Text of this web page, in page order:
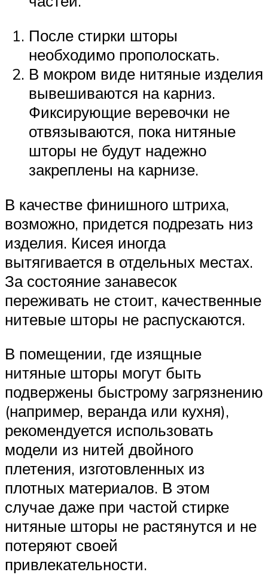
После стирки шторы
необходимо прополоскать.
В мокром виде нитяные изделия
вывешиваются на карниз.
Фиксирующие веревочки не
отвязываются, пока нитяные
шторы не будут надежно
закреплены на карнизе.
В качестве финишного штриха,
возможно, придется подрезать низ
изделия. Кисея иногда
вытягивается в отдельных местах.
За состояние занавесок
переживать не стоит, качественные
нитевые шторы не распускаются.
В помещении, где изящные
нитяные шторы могут быть
подвержены быстрому загрязнению
(например, веранда или кухня),
рекомендуется использовать
модели из нитей двойного
плетения, изготовленных из
плотных материалов. В этом
случае даже при частой стирке
нитяные шторы не растянутся и не
потеряют своей
привлекательности.